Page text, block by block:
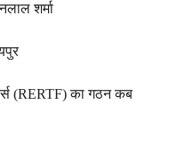
शर्मा
(RERTF) का गठन कब